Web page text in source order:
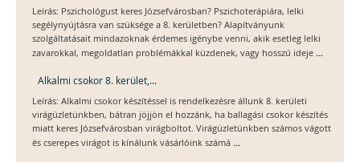
Leírás: Pszichológust keres Józsefvárosban? Pszichoterápiára, lelki
segélynyújtásra van szüksége a 8. kerületben? Alapítványunk
szolgáltatásait mindazoknak érdemes igénybe venni, akik esetleg lelki
zavarokkal, megoldatlan problémákkal küzdenek, vagy hosszú ideje ...
Alkalmi csokor 8. kerület,...
Leírás: Alkalmi csokor készítéssel is rendelkezésre állunk 8. kerületi
virágüzletünkben, bátran jöjjön el hozzánk, ha ballagási csokor készítés
miatt keres Józsefvárosban virágboltot. Virágüzletünkben számos vágott
és cserepes virágot is kínálunk vásárlóink számá ...